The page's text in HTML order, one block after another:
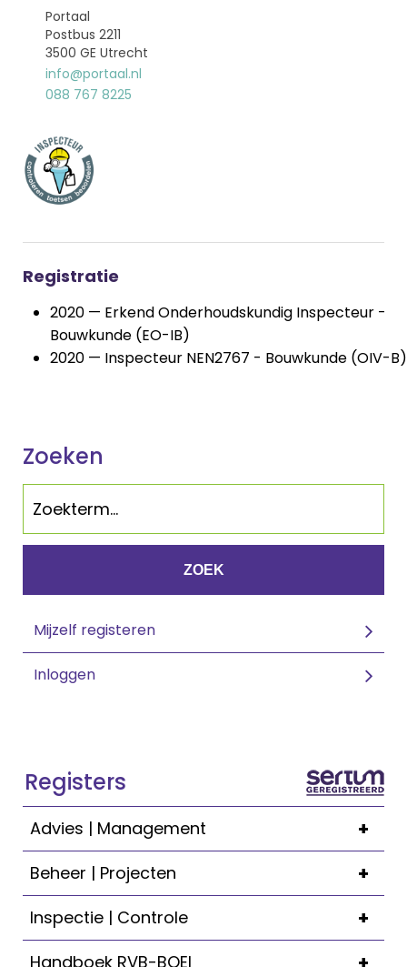
Portaal
Postbus 2211
3500 GE Utrecht
info@portaal.nl
088 767 8225
Registratie
2020 — Erkend Onderhoudskundig Inspecteur -
Bouwkunde (EO-IB)
2020 — Inspecteur NEN2767 - Bouwkunde (OIV-B)
Zoeken
ZOEK
Mijzelf registeren
Inloggen
Registers
+
Advies | Management
+
Beheer | Projecten
+
Inspectie | Controle
Handboek RVB-BOEI